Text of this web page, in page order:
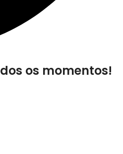
os momentos!